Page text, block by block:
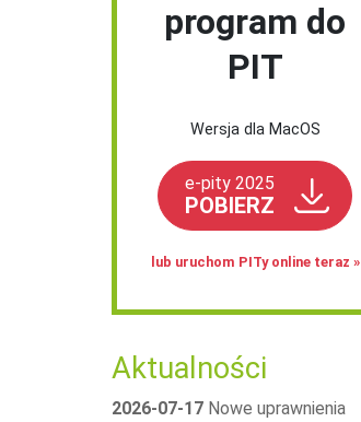
program do
PIT
Wersja dla MacOS
e-pity 2025
POBIERZ
lub uruchom PITy online teraz »
Aktualności
2026-07-17 Nowe uprawnienia